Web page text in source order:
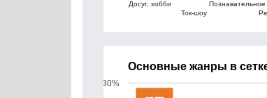
Досуг, хобби
Ток-шоу
Познавательное
Основные жанры в
30%